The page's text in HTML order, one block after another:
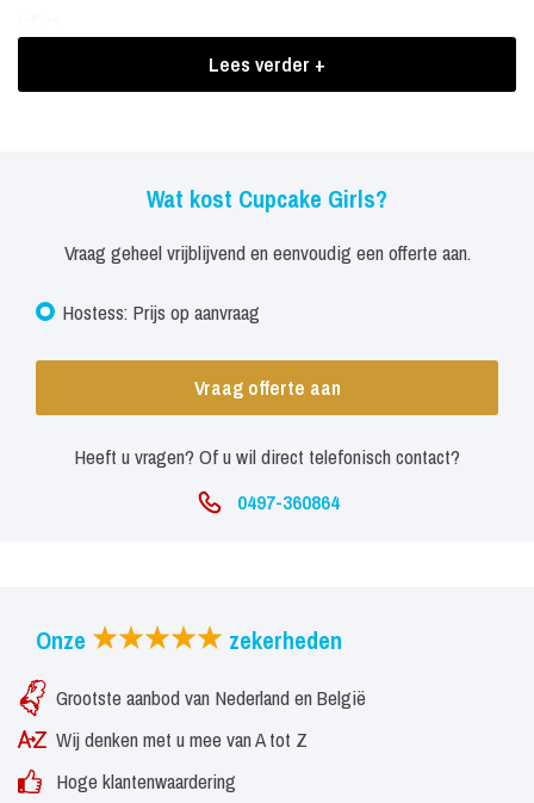
Boekingen Cupcake Girls
Lees verder +
Wat kost Cupcake Girls?
Vraag geheel vrijblijvend en eenvoudig een offerte aan.
Hostess: Prijs op aanvraag
Vraag offerte aan
Heeft u vragen? Of u wil direct telefonisch contact?
0497-360864
Onze zekerheden
Grootste aanbod van Nederland en België
Wij denken met u mee van A tot Z
Hoge klantenwaardering